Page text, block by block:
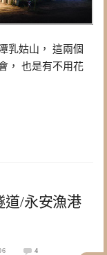
乳姑山， 這兩個
， 也是有不用花
道/永安漁港
4